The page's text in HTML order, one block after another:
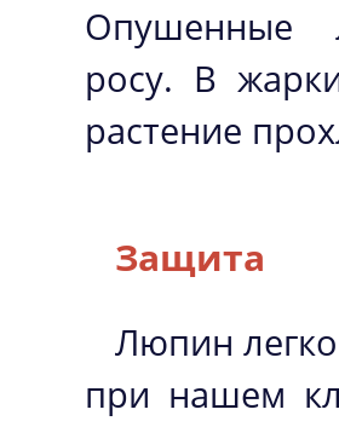
Опушенные
росу. В
растение
Защита
Люпин
при нашем